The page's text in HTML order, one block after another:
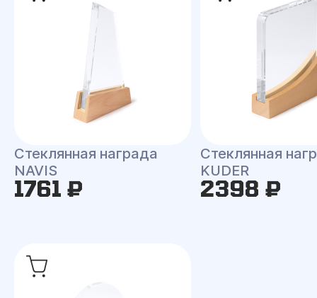
Стеклянная награда
NAVIS
1761 ₽
Стеклянная
KUDER
2398 ₽